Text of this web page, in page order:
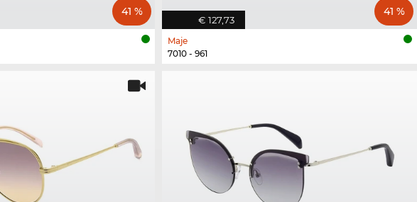
41 %
€ 127,73
41 %
Maje
7010 - 961